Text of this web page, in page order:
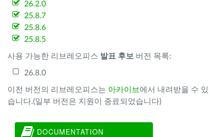
26.2.0
25.8.7
25.8.6
25.8.5
사용 가능한 리브레오피스 발표 후보 버전 목록:
26.8.0
이전 버전의 리브레오피스는 아카이브 에서 내려받을 수 있
습니다.(일부 버전은 지원이 종료되었습니다)
DOCUMENTATION